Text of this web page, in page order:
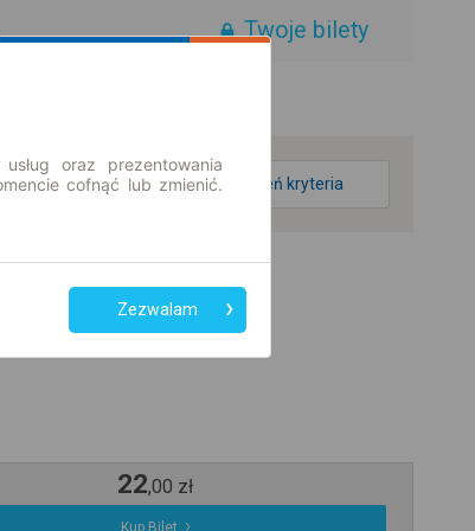
Twoje bilety
zmień kryteria
22,00 zł
Kup Bilet
oraz prezentowania
cofnąć lub zmienić.
Zezwalam